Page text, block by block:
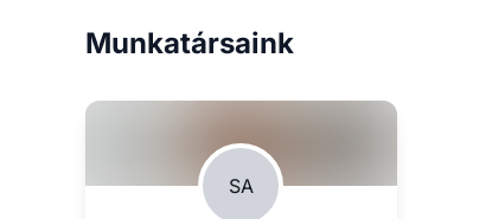
Munkatársaink
SA